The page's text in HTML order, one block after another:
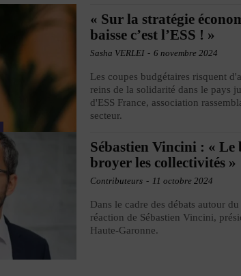
« Sur la stratégie
baisse c’est l’ESS ! »
Sasha VERLEI - 6 novembre 2024
Les coupes budgétaires risquent
reins de la solidarité dans le pays
d'ESS France, association
secteur.
Sébastien Vincini : « Le
broyer les collectivités »
Contributeurs - 11 octobre 2024
Dans le cadre des débats autour
réaction de Sébastien Vincini,
Haute-Garonne.